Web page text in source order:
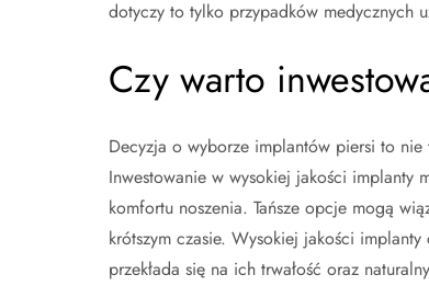
dotyczy to tylko przypadków medycznych
Czy warto
Decyzja o wyborze implantów piersi to
Inwestowanie w wysokiej jakości implanty
komfortu noszenia. Tańsze opcje mogą
krótszym czasie. Wysokiej jakości
przekłada się na ich trwałość oraz